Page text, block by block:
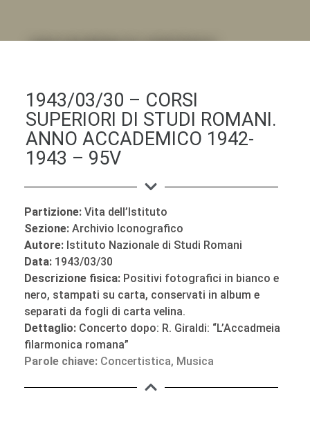
1943/03/30 – CORSI
SUPERIORI DI STUDI ROMANI.
ANNO ACCADEMICO 1942-
1943 – 95V
Partizione: Vita dell’Istituto
Sezione: Archivio Iconografico
Autore: Istituto Nazionale di Studi Romani
Data: 1943/03/30
Descrizione fisica: Positivi fotografici in bianco e
nero, stampati su carta, conservati in album e
separati da fogli di carta velina.
Dettaglio: Concerto dopo: R. Giraldi: “L’Accadmeia
filarmonica romana”
Parole chiave: Concertistica, Musica